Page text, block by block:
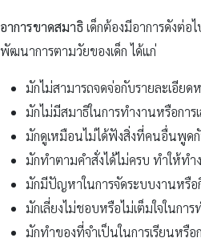
อาการขาดสมาธิเด็กต้องมีอาการดังต่
พัฒนาการตามวัยของเด็ก ได้แก่
มักไม่สามารถจดจ่อกับรายละเอีย
มักไม่มีสมาธิในการทำงานหรือการ
มักดูเหมือนไม่ได้ฟังสิ่งที่คนอื่นพูด
มักทำตามคำสั่งได้ไม่ครบ ทำให้ทำ
มักมีปัญหาในการจัดระบบงานหรือ
มักเลี่ยงไม่ชอบหรือไม่เต็มใจในกา
มักทำของที่จำเป็นในการเรียนหรื